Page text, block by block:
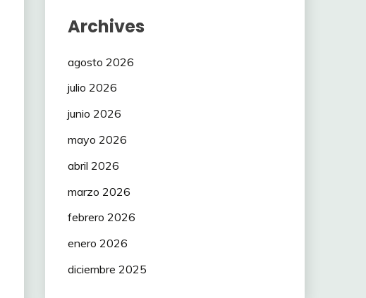
Archives
agosto 2026
julio 2026
junio 2026
mayo 2026
abril 2026
marzo 2026
febrero 2026
enero 2026
diciembre 2025